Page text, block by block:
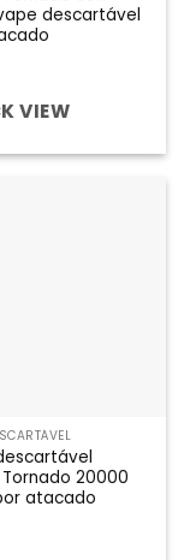
descartável
VIEW
20000
atacado